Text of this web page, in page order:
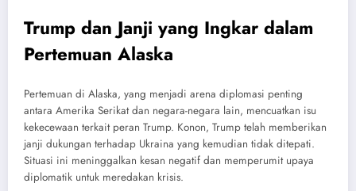
Trump dan Janji yang Ingkar dalam
Pertemuan Alaska
Pertemuan di Alaska, yang menjadi arena diplomasi penting
antara Amerika Serikat dan negara-negara lain, mencuatkan isu
kekecewaan terkait peran Trump. Konon, Trump telah memberikan
janji dukungan terhadap Ukraina yang kemudian tidak ditepati.
Situasi ini meninggalkan kesan negatif dan memperumit upaya
diplomatik untuk meredakan krisis.